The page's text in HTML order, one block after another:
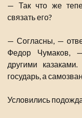
— Так что же
связать его?
— Согласны, —
Федор Чумаков,
другими
государь, а
Условились